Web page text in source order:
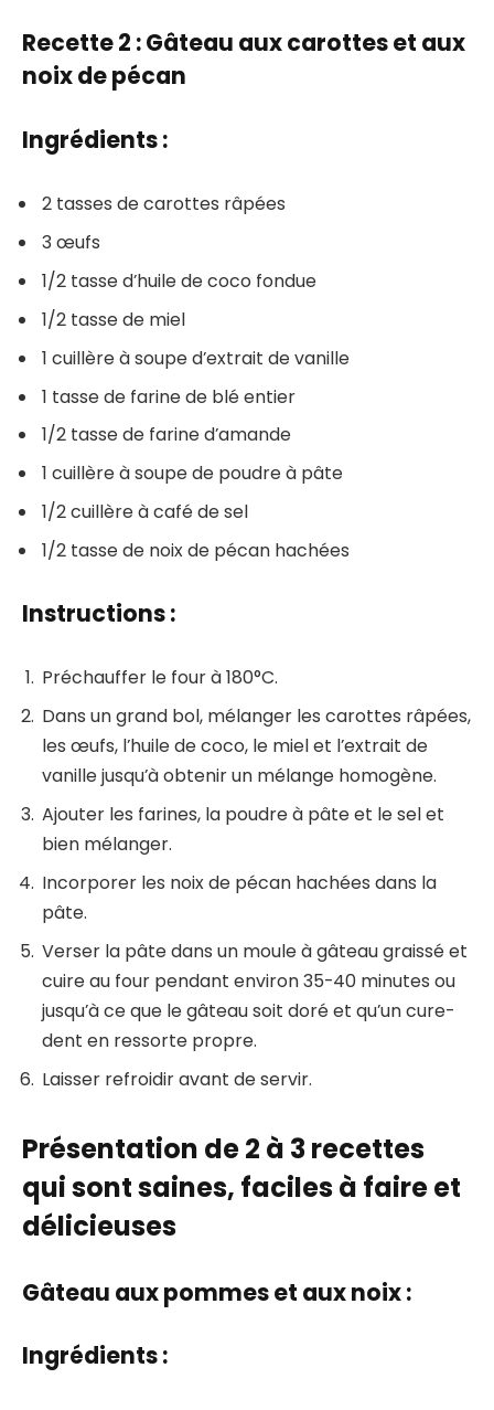
Recette 2 : Gâteau aux carottes et aux
noix de pécan
Ingrédients :
2 tasses de carottes râpées
3 œufs
1/2 tasse d’huile de coco fondue
1/2 tasse de miel
1 cuillère à soupe d’extrait de vanille
1 tasse de farine de blé entier
1/2 tasse de farine d’amande
1 cuillère à soupe de poudre à pâte
1/2 cuillère à café de sel
1/2 tasse de noix de pécan hachées
Instructions :
Préchauffer le four à 180°C.
Dans un grand bol, mélanger les carottes râpées,
les œufs, l’huile de coco, le miel et l’extrait de
vanille jusqu’à obtenir un mélange homogène.
Ajouter les farines, la poudre à pâte et le sel et
bien mélanger.
Incorporer les noix de pécan hachées dans la
pâte.
Verser la pâte dans un moule à gâteau graissé et
cuire au four pendant environ 35-40 minutes ou
jusqu’à ce que le gâteau soit doré et qu’un cure-
dent en ressorte propre.
Laisser refroidir avant de servir.
Présentation de 2 à 3 recettes
qui sont saines, faciles à faire et
délicieuses
Gâteau aux pommes et aux noix :
Ingrédients :